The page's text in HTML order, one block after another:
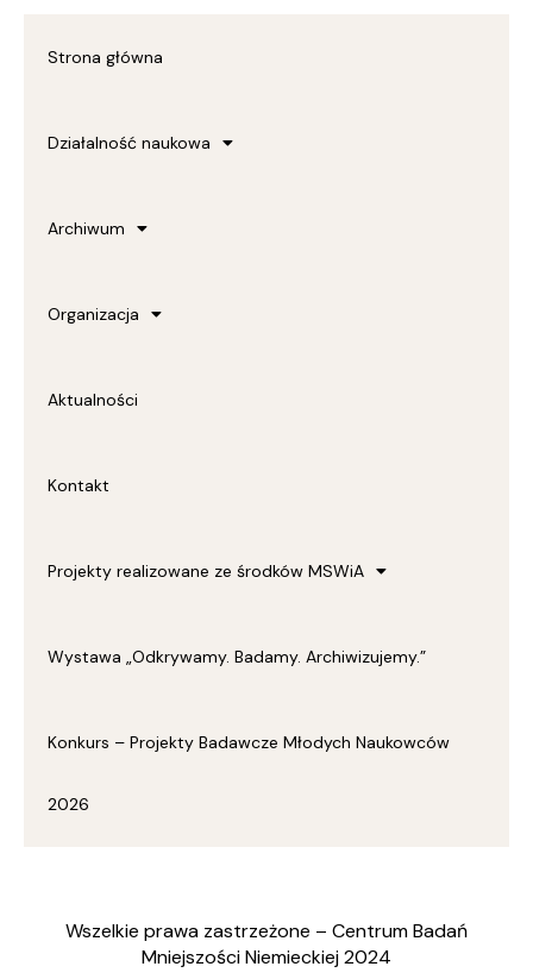
Strona główna
Działalność naukowa
Archiwum
Organizacja
Aktualności
Kontakt
Projekty realizowane ze środków MSWiA
Wystawa „Odkrywamy. Badamy. Archiwizujemy.”
Konkurs – Projekty Badawcze Młodych Naukowców
2026
Wszelkie prawa zastrzeżone – Centrum Badań
Mniejszości Niemieckiej 2024